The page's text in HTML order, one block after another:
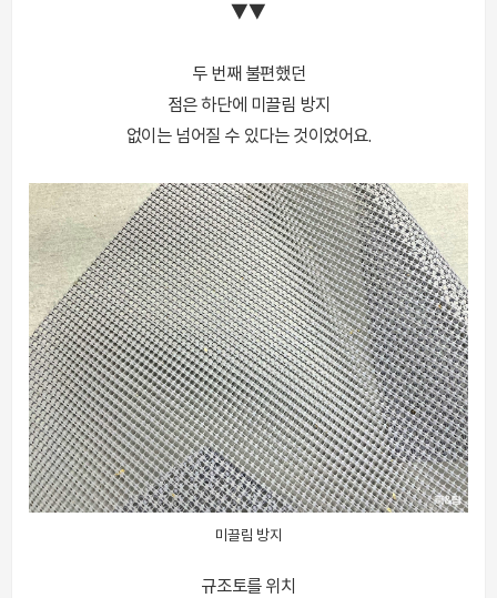
▼▼
두 번째 불편했던
점은 하단에 미끌림 방지
없이는 넘어질 수 있다는 것이었어요.
미끌림 방지
규조토를 위치